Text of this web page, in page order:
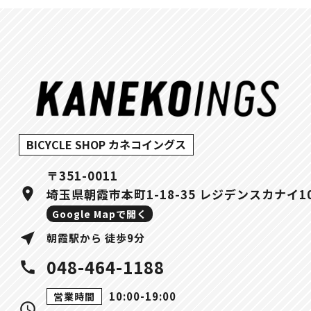
BICYCLE SHOP カネコイングス
location_on
〒351-0011
埼玉県朝霞市本町1-18-35 レジデンスカナイ
Google Mapで開く
near_me 朝霞駅から 徒歩9分
call 048-464-1188
営業時間 10:00-19:00